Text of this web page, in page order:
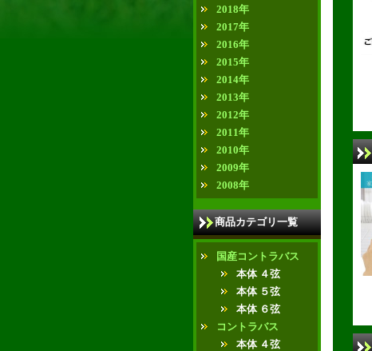
2018年
2017年
2016年
2015年
2014年
2013年
2012年
2011年
2010年
2009年
2008年
商品カテゴリ一覧
国産コントラバス
本体 ４弦
本体 ５弦
本体 ６弦
コントラバス
本体 ４弦